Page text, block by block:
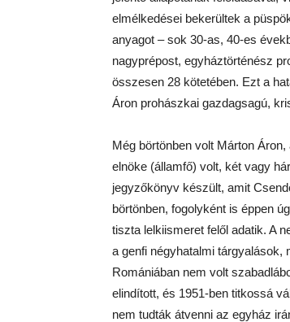
elmélkedései bekerültek a
anyagot – sok 30-as, 40-es
nagyprépost, egyháztörténész
összesen 28 kötetében. Ezt a
Áron prohászkai gazdagsagú,
Még börtönben volt Márton
elnöke (államfő) volt, két vagy
jegyzőkönyv készült, amit
börtönben, fogolyként is éppen
tiszta lelkiismeret felől adatik. A
a genfi négyhatalmi
Romániában nem volt
elindított, és 1951-ben titkossá
nem tudták átvenni az egyház